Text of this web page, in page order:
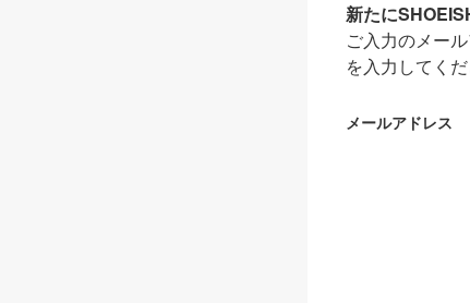
新たに
ご入力のメー
を入力してくだ
メールアドレス